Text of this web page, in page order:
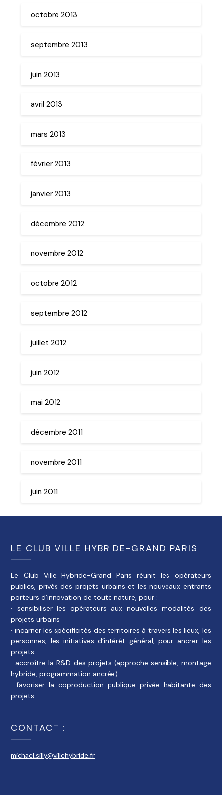
octobre 2013
septembre 2013
juin 2013
avril 2013
mars 2013
février 2013
janvier 2013
décembre 2012
novembre 2012
octobre 2012
septembre 2012
juillet 2012
juin 2012
mai 2012
décembre 2011
novembre 2011
juin 2011
LE CLUB VILLE HYBRIDE-GRAND PARIS
Le Club Ville Hybride-Grand Paris réunit les opérateurs
publics, privés des projets urbains et les nouveaux entrants
porteurs d’innovation de toute nature, pour :
· sensibiliser les opérateurs aux nouvelles modalités des
projets urbains
· incarner les spécificités des territoires à travers les lieux, les
personnes, les initiatives d’intérêt général, pour ancrer les
projets
· accroître la R&D des projets (approche sensible, montage
hybride, programmation ancrée)
· favoriser la coproduction publique-privée-habitante des
projets.
CONTACT :
michael.silly@villehybride.fr